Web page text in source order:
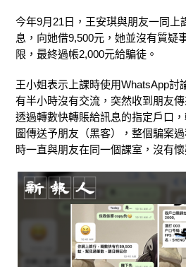
今年9月21日，王安琪與朋友一同上
息，向她借9,500元，她並沒有質疑
限，最終過帳2,000元給騙徒。
王小姐表示上課時使用WhatsApp討
有半小時沒有交流，突然收到朋友
透過轉數快轉賬給訊息的指定戶口
圖傳送予朋友（黑客），整個騙案
時一直與朋友在同一個課室，沒有